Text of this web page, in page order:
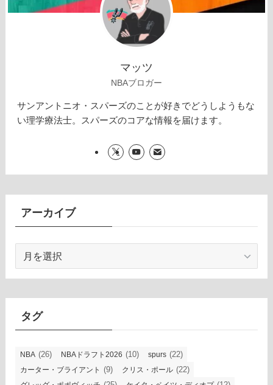
マッツ
NBAブロガー
サンアントニオ・スパーズのことが好きでどうしようもな
い理学療法士。スパーズのコアな情報を届けます。
アーカイブ
カ
タグ
NBA (26) NBAドラフト2026 (10) spurs (22)
カーター・ブライアント (9) クリス・ポール (22)